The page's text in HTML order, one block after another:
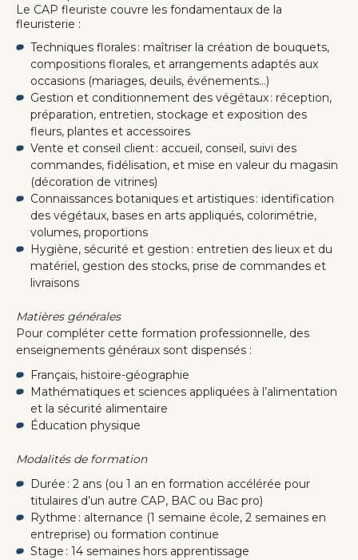
Le CAP fleuriste couvre les fondamentaux de la
fleuristerie :
Techniques florales : maîtriser la création de bouquets,
compositions florales, et arrangements adaptés aux
occasions (mariages, deuils, événements…)
Gestion et conditionnement des végétaux : réception,
préparation, entretien, stockage et exposition des
fleurs, plantes et accessoires
Vente et conseil client : accueil, conseil, suivi des
commandes, fidélisation, et mise en valeur du magasin
(décoration de vitrines)
Connaissances botaniques et artistiques : identification
des végétaux, bases en arts appliqués, colorimétrie,
volumes, proportions
Hygiène, sécurité et gestion : entretien des lieux et du
matériel, gestion des stocks, prise de commandes et
livraisons
Matières générales
Pour compléter cette formation professionnelle, des
enseignements généraux sont dispensés :
Français, histoire-géographie
Mathématiques et sciences appliquées à l’alimentation
et la sécurité alimentaire
Éducation physique
Modalités de formation
Durée : 2 ans (ou 1 an en formation accélérée pour
titulaires d’un autre CAP, BAC ou Bac pro)
Rythme : alternance (1 semaine école, 2 semaines en
entreprise) ou formation continue
Stage : 14 semaines hors apprentissage